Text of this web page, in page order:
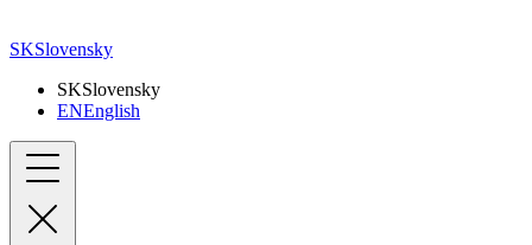
SKSlovensky
SKSlovensky
ENEnglish